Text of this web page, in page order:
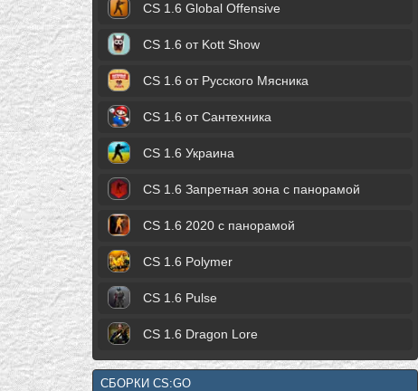
CS 1.6 Global Offensive
CS 1.6 от Kott Show
CS 1.6 от Русского Мясника
CS 1.6 от Сантехника
CS 1.6 Украина
CS 1.6 Запретная зона с панорамой
CS 1.6 2020 с панорамой
CS 1.6 Polymer
CS 1.6 Pulse
CS 1.6 Dragon Lore
СБОРКИ CS:GO